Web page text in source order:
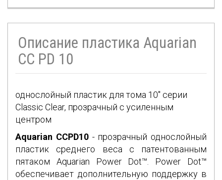
Описание пластика Aquarian
CC PD 10
однослойный пластик для тома 10" серии
Classic Clear, прозрачный с усиленным
центром
Aquarian CCPD10- прозрачный однослойный
пластик среднего веса с патентованным
пятаком Aquarian Power Dot™. Power Dot™
обеспечивает дополнительную поддержку в